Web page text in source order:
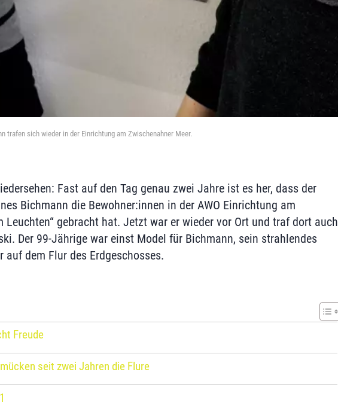
trafen sich wieder in der Einrichtung am Zwischenahner Meer.
Fast auf den Tag genau zwei Jahre ist es her, dass der
Bichmann die Bewohner:innen in der AWO Einrichtung am
Leuchten“ gebracht hat. Jetzt war er wieder vor Ort und traf dort auch
Der 99-Jährige war einst Model für Bichmann, sein strahlendes
dem Flur des Erdgeschosses.
Freude
seit zwei Jahren die Flure